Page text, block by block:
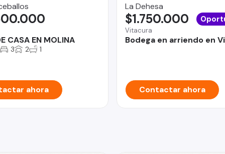
CASA EN MOLINA
3 2 1
ahora
La Dehesa
Vitacura
Bodega en arriendo en
$1.750.000
Contactar ahora